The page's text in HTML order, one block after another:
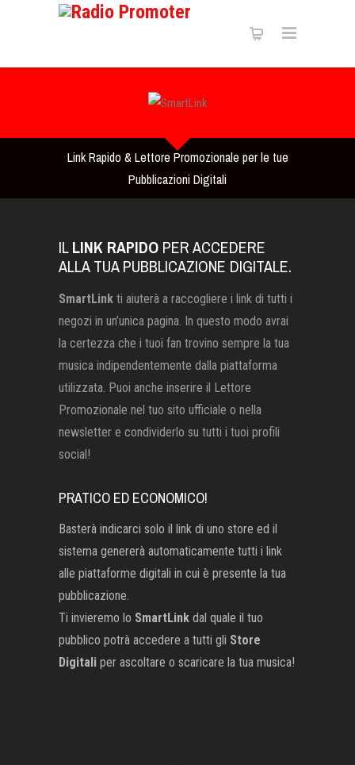
Link Rapido & Lettore Promozionale per le tue
Pubblicazioni Digitali
ILLINK RAPIDO PER ACCEDERE
ALLA TUA PUBBLICAZIONE DIGITALE.
SmartLink ti aiuterà a raccogliere i link di tutti i
negozi in un’unica pagina. In questo modo avrai
la certezza che i tuoi fan trovino sempre la tua
musica indipendentemente dalla piattaforma
utilizzata. Puoi anche inserire il Lettore
Promozionale nel tuo sito ufficiale o nella
newsletter e condividerlo su tutti i tuoi profili
social!
PRATICO ED ECONOMICO!
Basterà indicarci solo il link di uno store ed il
sistema genererà automaticamente tutti i link
alle piattaforme digitali in cui è presente la tua
pubblicazione.
Ti invieremo lo SmartLink dal quale il tuo
pubblico potrà accedere a tutti gli Store
Digitali per ascoltare o scaricare la tua musica!